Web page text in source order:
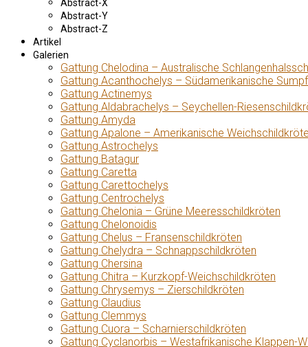
Abstract-X
Abstract-Y
Abstract-Z
Artikel
Galerien
Gattung Chelodina – Australische
Gattung Acanthochelys – Südamerikanische
Gattung Actinemys
Gattung Aldabrachelys – Seychellen-
Gattung Amyda
Gattung Apalone – Amerikanische
Gattung Astrochelys
Gattung Batagur
Gattung Caretta
Gattung Carettochelys
Gattung Centrochelys
Gattung Chelonia – Grüne Meeresschildkröten
Gattung Chelonoidis
Gattung Chelus – Fransenschildkröten
Gattung Chelydra – Schnappschildkröten
Gattung Chersina
Gattung Chitra – Kurzkopf-Weichschildkröten
Gattung Chrysemys – Zierschildkröten
Gattung Claudius
Gattung Clemmys
Gattung Cuora – Scharnierschildkröten
Gattung Cyclanorbis – Westafrikanische Klappen-